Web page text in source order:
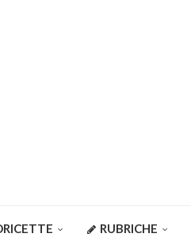
RUBRICHE